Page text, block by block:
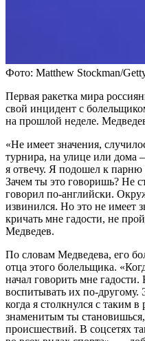
Фото: Matthew Stockman/
Первая ракетка мира
свой инцидент с
на прошлой неделе.
«Не имеет значения,
турнира, на улице или дома
я отвечу. Я подошел к
Зачем ты это говоришь? Не
говорил по-английски.
извинился. Но это не имеет
кричать мне гадости, не
Медведев.
По словам Медведева, его
отца этого болельщика.
начал говорить мне гадости.
воспитывать их по-другому.
когда я столкнулся с таким
знаменитым ты
происшествий. В соцсетях